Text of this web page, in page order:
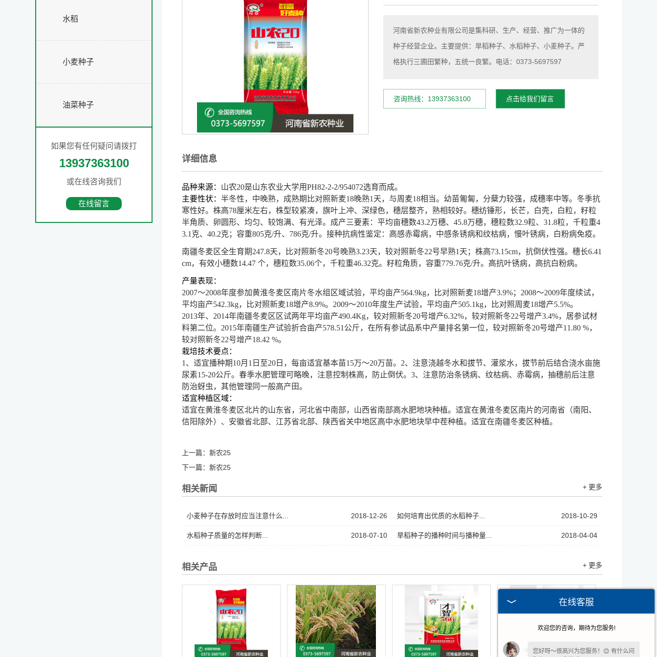
水稻
小麦种子
油菜种子
如果您有任何疑问请拨打
13937363100
或在线咨询我们
在线留言
河南省新农种业有限公司是集科研、生产、经营、推广为一体的
种子经营企业。主要提供：旱稻种子、水稻种子、小麦种子。严
格执行三圃田繁种，五统一良繁。电话：0373-5697597
咨询热线：13937363100 点击给我们留言
详细信息
品种来源： 山农20是山东农业大学用PH82-2-2/954072选育而成。
主要性状： 半冬性，中晚熟，成熟期比对照新麦18晚熟1天，与周麦18相当。幼苗匍匐，分蘖力较强，成穗率中等。冬季抗
寒性好。株高78厘米左右，株型较紧凑，旗叶上冲、深绿色，穗层整齐，熟相较好。穗纺锤形，长芒，白壳，白粒，籽粒
半角质、卵圆形、均匀、较饱满、有光泽。成产三要素：平均亩穗数43.2万穗、45.8万穗，穗粒数32.9粒、31.8粒，千粒重4
3.1克、40.2克；容重805克/升、786克/升。接种抗病性鉴定：高感赤霉病，中感条锈病和纹枯病，慢叶锈病，白粉病免疫。
南疆冬麦区全生育期247.8天，比对照新冬20号晚熟3.23天，较对照新冬22号早熟1天；株高73.15cm，抗倒伏性强。穗长6.41
cm，有效小穗数14.47 个，穗粒数35.06个，千粒重46.32克。籽粒角质，容重779.76克/升。高抗叶锈病，高抗白粉病。
产量表现：
2007～2008年度参加黄淮冬麦区南片冬水组区域试验，平均亩产564.9kg，比对照新麦18增产3.9%；2008～2009年度续试，
平均亩产542.3kg，比对照新麦18增产8.9%。2009～2010年度生产试验，平均亩产505.1kg，比对照周麦18增产5.5%。
2013年、2014年南疆冬麦区 区试两年平均亩产490.4Kg，较对照新冬20号增产6.32%，较对照新冬22号增产3.4%，居参试材
料第二位。2015年南疆生产试验折合亩产578.51公斤，在所有参试品系中产量排名第一位，较对照新冬20号增产11.80 %，
较对照新冬22号增产18.42 %。
栽培技术要点：
1 、适宜播种期10月1日至20日，每亩适宜基本苗15万～20万苗。 2、注意浇越冬水和拔节、灌浆水，拔节前后结合浇水亩施
尿素15-20公斤。 春季水肥管理可略晚，注意控制株高，防止倒伏。 3、 注意防治条锈病、纹枯病、赤霉病， 抽穗前后注意
防治蚜虫 ， 其他管理同一般高产田。
适宜种植区域：
适宜在黄淮冬麦区北片的山东省，河北省中南部，山西省南部高水肥地块种植。适宜在黄淮冬麦区南片的河南省（南阳、
信阳除外）、安徽省北部、江苏省北部、陕西省关中地区高中水肥地块早中茬种植。适宜在南疆冬麦区种植。
上一篇： 新农25
下一篇： 新农25
相关新闻 + 更多
2018-12-26
小麦种子在存放时应当注意什么... 2018-10-29
如何培育出优质的水稻种子...
2018-07-10
水稻种子质量的怎样判断... 2018-04-04
旱稻种子的播种时间与播种量...
相关产品 + 更多
在线客服
欢迎您的咨询，期待为您服务!
您好呀～很高兴为您服务！😊 有什么问